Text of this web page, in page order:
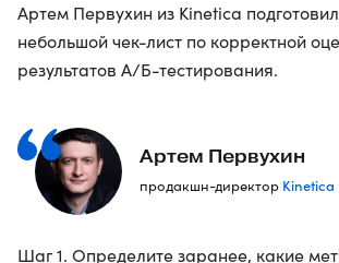
Артем Первухин из Kinetica
небольшой чек-лист по корректной
результатов А/Б-тестирования.
Артем Первухин
продакшн-директор Kinetica
Шаг 1. Определите заранее, какие